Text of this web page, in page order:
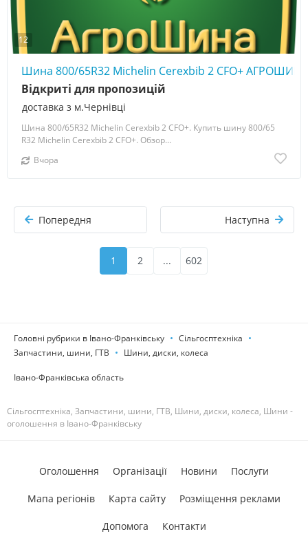
12
Шина 800/65R32 Michelin Cerexbib 2 CFO+
доставка з м.Чернівці
Відкриті для пропозицій
Шина 800/65R32 Michelin Cerexbib 2 CFO+. Купить шину 800/65
R32 Michelin Cerexbib 2 CFO+. Обзор...
Вчора
Попередня Наступна
1 2 ... 602
Головні рубрики в Івано-Франківську
Сільгосптехніка
Запчастини, шини, ГТВ
Шини, диски, колеса
Івано-Франківська область
Сільгосптехніка, Запчастини, шини, ГТВ, Шини, диски, колеса, Шини -
оголошення в Івано-Франківську
Оголошення Організації Новини Послуги
Мапа регіонів Карта сайту Розміщення реклами
Допомога Контакти